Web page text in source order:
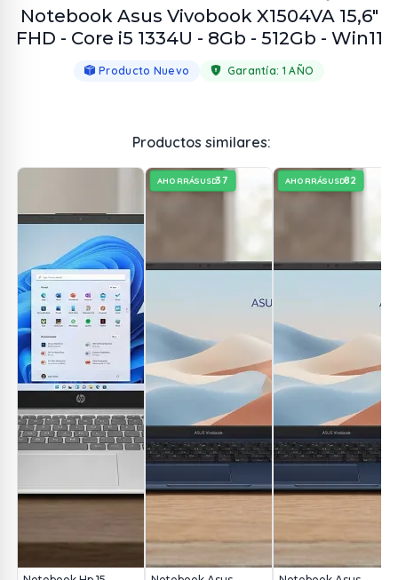
Notebook Asus Vivobook X1504VA 15,6"
FHD - Core i5 1334U - 8Gb - 512Gb - Win11
Producto Nuevo Garantía: 1 AÑO
Productos similares:
AHORRÁSUSD37 AHORRÁSUSD82